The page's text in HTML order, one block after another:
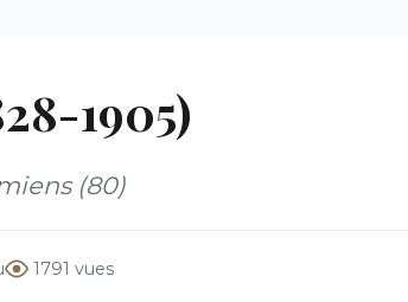
1905)
(80)
1791 vues